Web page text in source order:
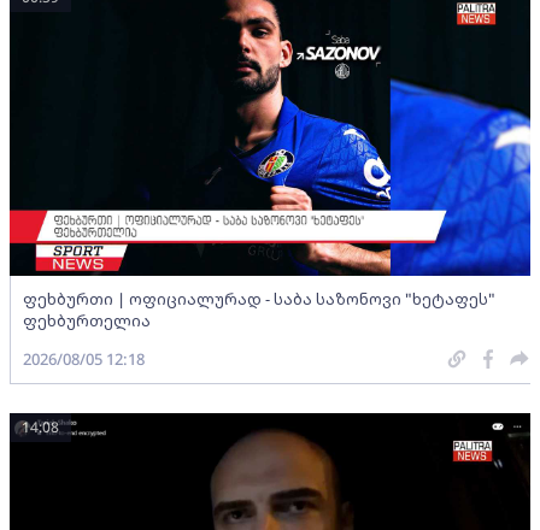
ფეხბურთი | ოფიციალურად - საბა საზონოვი "ხეტაფეს"
ფეხბურთელია
2026/08/05 12:18
14:08